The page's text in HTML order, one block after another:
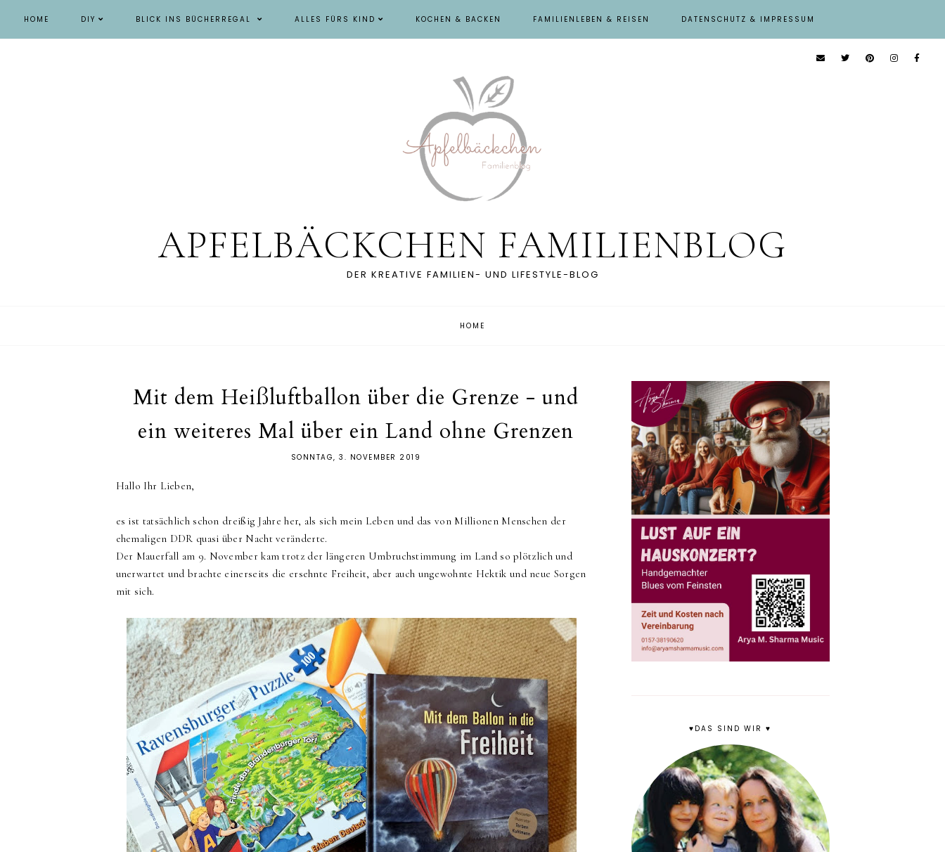
HOME DIY BLICK INS BÜCHERREGAL ALLES FÜRS KIND KOCHEN & BACKEN FAMILIENLEBEN & REISEN DATENSCHUTZ & IMPRESSUM
APFELBÄCKCHEN FAMILIENBLOG
DER KREATIVE FAMILIEN- UND LIFESTYLE-BLOG
HOME
Mit dem Heißluftballon über die Grenze - und
ein weiteres Mal über ein Land ohne Grenzen
SONNTAG, 3. NOVEMBER 2019
Hallo Ihr Lieben,
es ist tatsächlich schon dreißig Jahre her, als sich mein Leben und das von Millionen Menschen der
ehemaligen DDR quasi über Nacht veränderte.
Der Mauerfall am 9. November kam trotz der längeren Umbruchstimmung im Land so plötzlich und
unerwartet und brachte einerseits die ersehnte Freiheit, aber auch ungewohnte Hektik und neue Sorgen
mit sich.
♥DAS SIND WIR ♥